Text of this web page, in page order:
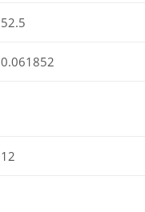
52.5
0.061852
12